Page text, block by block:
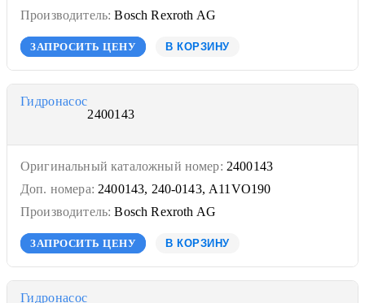
Производитель: Bosch Rexroth AG
ЗАПРОСИТЬ ЦЕНУ В КОРЗИНУ
Гидронасос
2400143
Оригинальный каталожный номер: 2400143
Доп. номера: 2400143, 240-0143, A11VO190
Производитель: Bosch Rexroth AG
ЗАПРОСИТЬ ЦЕНУ В КОРЗИНУ
Гидронасос